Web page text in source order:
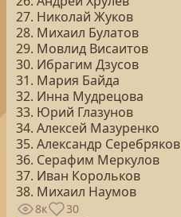
27. Николай Жуков
28. Михаил Булатов
29. Мовлид Висаитов
30. Ибрагим Дзусов
31. Мария Байда
32. Инна Мудрецова
33. Юрий Глазунов
34. Алексей Мазуренко
35. Александр Серебряков
36. Серафим Меркулов
37. Иван Корольков
38. Михаил Наумов
8к 30